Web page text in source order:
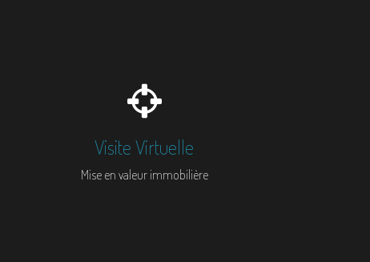
Visite Virtuelle
Mise en valeur immobilière